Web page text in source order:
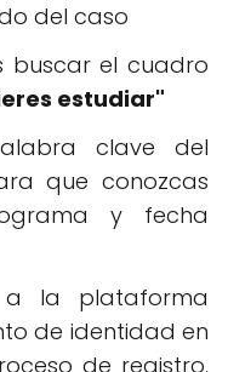
del caso
buscar el cuadro
estudiar"
clave del
que conozcas
y fecha
a la plataforma
de identidad en
de registro.